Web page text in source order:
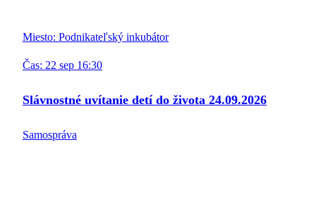
Miesto: Podnikateľský inkubátor
Čas: 22 sep 16:30
Slávnostné uvítanie detí do života 24.09.2026
Samospráva